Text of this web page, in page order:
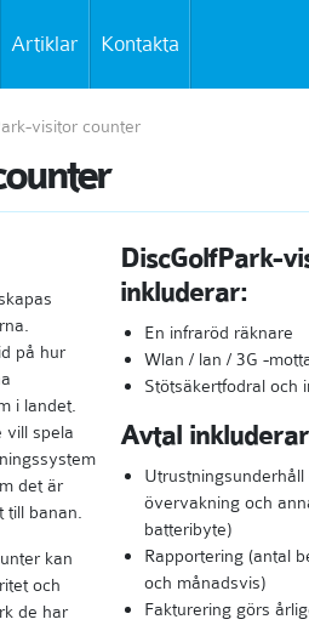
Artiklar Kontakta
visitor counter
på hur
i landet.
vill spela
det är
till banan.
kan
och
de har
DiscGolfPark-
inkluderar:
En infraröd räknare
Wlan / lan / 3G -
Stötsäkertfodral och
Avtal
övervakning och
batteribyte)
Rapportering (antal
och månadsvis)
Fakturering görs